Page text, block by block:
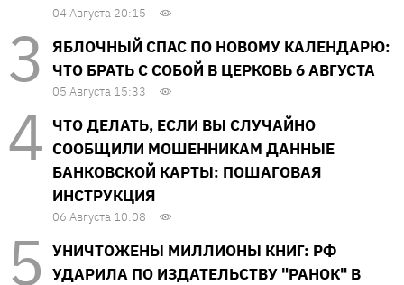
04 Августа 20:15
ЯБЛОЧНЫЙ СПАС ПО НОВОМУ КАЛЕНДАРЮ:
ЧТО БРАТЬ С СОБОЙ В ЦЕРКОВЬ 6 АВГУСТА
05 Августа 15:33
ЧТО ДЕЛАТЬ, ЕСЛИ ВЫ СЛУЧАЙНО
СООБЩИЛИ МОШЕННИКАМ ДАННЫЕ
БАНКОВСКОЙ КАРТЫ: ПОШАГОВАЯ
ИНСТРУКЦИЯ
06 Августа 10:08
УНИЧТОЖЕНЫ МИЛЛИОНЫ КНИГ: РФ
УДАРИЛА ПО ИЗДАТЕЛЬСТВУ "РАНОК" В